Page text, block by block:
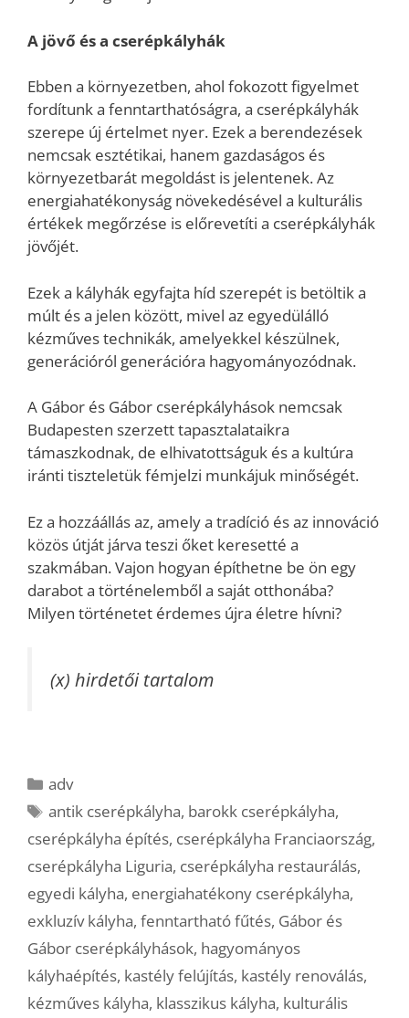
A jövő és a cserépkályhák
Ebben a környezetben, ahol fokozott figyelmet
fordítunk a fenntarthatóságra, a cserépkályhák
szerepe új értelmet nyer. Ezek a berendezések
nemcsak esztétikai, hanem gazdaságos és
környezetbarát megoldást is jelentenek. Az
energiahatékonyság növekedésével a kulturális
értékek megőrzése is előrevetíti a cserépkályhák
jövőjét.
Ezek a kályhák egyfajta híd szerepét is betöltik a
múlt és a jelen között, mivel az egyedülálló
kézműves technikák, amelyekkel készülnek,
generációról generációra hagyományozódnak.
A Gábor és Gábor cserépkályhások nemcsak
Budapesten szerzett tapasztalataikra
támaszkodnak, de elhivatottságuk és a kultúra
iránti tiszteletük fémjelzi munkájuk minőségét.
Ez a hozzáállás az, amely a tradíció és az innováció
közös útját járva teszi őket keresetté a
szakmában. Vajon hogyan építhetne be ön egy
darabot a történelemből a saját otthonába?
Milyen történetet érdemes újra életre hívni?
(x) hirdetői tartalom
Kategória
adv
Címkék
antik cserépkályha, barokk cserépkályha,
cserépkályha építés, cserépkályha Franciaország,
cserépkályha Liguria, cserépkályha restaurálás,
egyedi kályha, energiahatékony cserépkályha,
exkluzív kályha, fenntartható fűtés, Gábor és
Gábor cserépkályhások, hagyományos
kályhaépítés, kastély felújítás, kastély renoválás,
kézműves kályha, klasszikus kályha, kulturális